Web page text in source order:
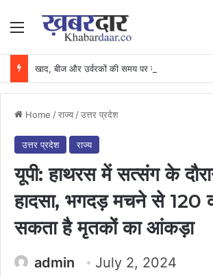
Menu
Home /राज्य /उत्तर प्रदेश
उत्तर प्रदेश राज्य
यूपी: हाथरस में सत्संग के
हादसा, भगदड़ मचने से 120
सकता है मृतकों का आंकड़ा
admin
July 2, 2024